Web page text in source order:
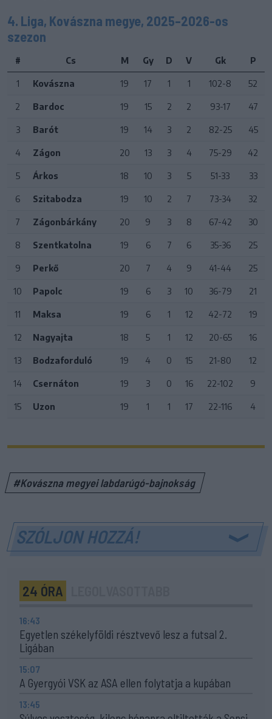
4. Liga, Kovászna megye, 2025–2026-os
szezon
# Cs M Gy D V Gk P
1 Kovászna 19 17 1 1 102-8 52
2 Bardoc 19 15 2 2 93-17 47
3 Barót 19 14 3 2 82-25 45
4 Zágon 20 13 3 4 75-29 42
5 Árkos 18 10 3 5 51-33 33
6 Szitabodza 19 10 2 7 73-34 32
7 Zágonbárkány 20 9 3 8 67-42 30
8 Szentkatolna 19 6 7 6 35-36 25
9 Perkő 20 7 4 9 41-44 25
10 Papolc 19 6 3 10 36-79 21
11 Maksa 19 6 1 12 42-72 19
12 Nagyajta 18 5 1 12 20-65 16
13 Bodzaforduló 19 4 0 15 21-80 12
14 Csernáton 19 3 0 16 22-102 9
15 Uzon 19 1 1 17 22-116 4
#Kovászna megyei labdarúgó-bajnokság
SZÓLJON HOZZÁ!
24 ÓRA
16:43
Egyetlen székelyföldi résztvevő lesz a futsal 2.
Ligában
15:07
A Gyergyói VSK az ASA ellen folytatja a kupában
13:45